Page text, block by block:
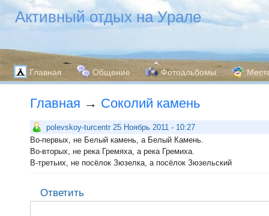
Активный отдых на Урале
Главная Общение Фотоальбомы
Главная → Соколий камень
polevskoy-turcentr 25 Ноябрь 2011 - 10:27
Во-первых, не Белый камень, а Белый Камень.
Во-вторых, не река Гремяха, а река Гремиха.
В-третьих, не посёлок Зюзелка, а посёлок Зюзельский
Ответить